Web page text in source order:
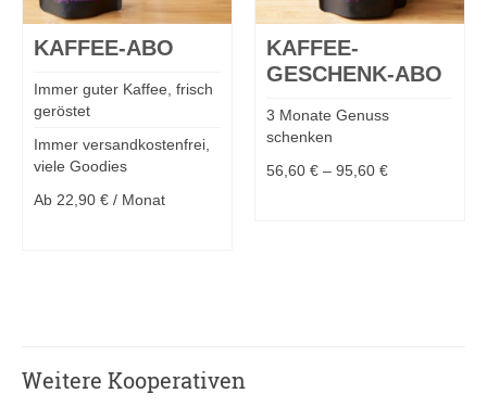
KAFFEE-ABO
Immer guter Kaffee, frisch
geröstet
Immer versandkostenfrei,
viele Goodies
Ab 22,90 € / Monat
KAFFEE-
GESCHENK-ABO
3 Monate Genuss
schenken
56,60 € – 95,60 €
Weitere Kooperativen